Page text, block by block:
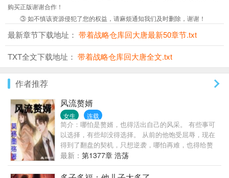
购买正版谢谢合作！
③ 如不慎该资源侵犯了您的权益，请麻烦通知我们及时删除，谢谢！
最新章节下载地址： 带着战略仓库回大唐最新50章节.txt
TXT全文下载地址： 带着战略仓库回大唐全文.txt
作者推荐
风流赘婿
女生 连载
简介：哪怕是赘婿，也得活出自己的风采。 有些事可
以选择，有些却没得选择。 从前的他饱受屈辱，现在
得到了翻盘的契机，只想逆袭，哪怕再难，也得给赘
婿正名，来人间一趟，不能留有遗憾。 美人，江山，
我都要。
最新： 第1377章 浩荡